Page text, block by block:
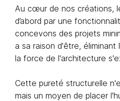
Au cœur de nos créations,
d’abord par une
concevons des projets
a sa raison d'être,
la force de l'architecture
Cette pureté structurelle
mais un moyen de placer